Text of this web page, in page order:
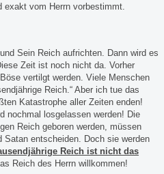
vom Herrn vorbestimmt.
Sein Reich aufrichten. Dann wird es
Zeit ist noch nicht da. Vorher
vertilgt werden. Viele Menschen
Reich.“ Aber ich tue das
Katastrophe aller Zeiten enden!
nochmal losgelassen werden! Die
Reich geboren werden, müssen
entscheiden. Doch sie werden
Reich ist nicht das
Reich des Herrn willkommen!